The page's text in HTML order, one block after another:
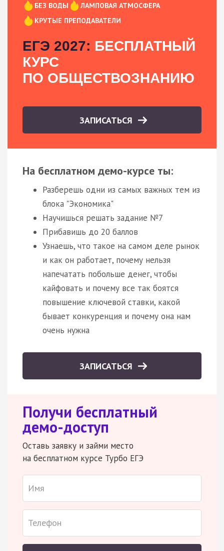
БЕЗ ВОДЫ
ЛАМПОВАЯ АТМОСФЕРА
КРУТЫЕ ПРЕПОДАВАТЕЛИ
ЕГЭ 2027: БЕСПЛАТНЫЙ
КУРС
ПО ОБЩЕСТВОЗНАНИЮ
ЗАПИСАТЬСЯ
На бесплатном демо-курсе ты:
Разберешь одни из самых важных тем из
блока "Экономика"
Научишься решать задание №7
Прибавишь до 20 баллов
Узнаешь, что такое на самом деле рынок
и как он работает, почему нельзя
напечатать побольше денег, чтобы
кайфовать и почему все так боятся
повышение ключевой ставки, какой
бывает конкуренция и почему она нам
очень нужна
ЗАПИСАТЬСЯ
Получи бесплатный
демо-доступ
Оставь заявку и займи место
на бесплатном курсе Турбо ЕГЭ